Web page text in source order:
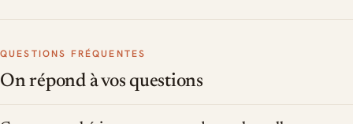
QUESTIONS FRÉQUENTES
On répond à vos questions